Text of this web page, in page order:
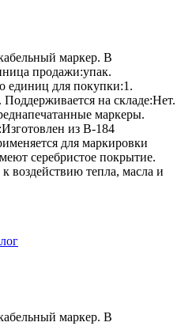
маркер. В
продажи:упак.
единиц для покупки:1.
на складе:Нет.
маркеры.
из B-184
для маркировки
серебристое покрытие.
воздействию тепла, масла и
маркер. В